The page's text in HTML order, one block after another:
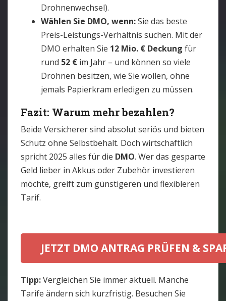
Drohnenwechsel).
Wählen Sie DMO, wenn:Sie das beste
Preis-Leistungs-Verhältnis suchen. Mit der
DMO erhalten Sie 12 Mio. € Deckung für
rund 52 € im Jahr – und können so viele
Drohnen besitzen, wie Sie wollen, ohne
jemals Papierkram erledigen zu müssen.
Fazit: Warum mehr bezahlen?
Beide Versicherer sind absolut seriös und bieten
Schutz ohne Selbstbehalt. Doch wirtschaftlich
spricht 2025 alles für die DMO. Wer das gesparte
Geld lieber in Akkus oder Zubehör investieren
möchte, greift zum günstigeren und flexibleren
Tarif.
JETZT DMO ANTRAG PRÜFEN &
Tipp:Vergleichen Sie immer aktuell. Manche
Tarife ändern sich kurzfristig. Besuchen Sie